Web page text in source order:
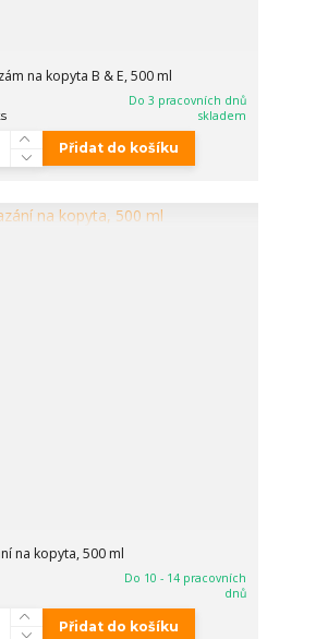
na kopyta B & E, 500 ml
Do 3 pracovních dnů
skladem
Přidat do košíku
na kopyta, 500 ml
Do 10 - 14 pracovních
dnů
Přidat do košíku